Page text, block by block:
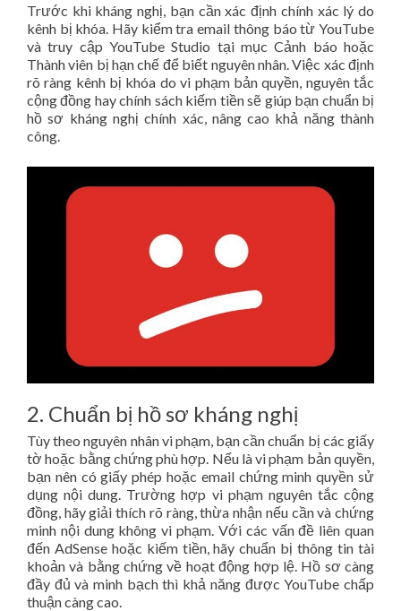
Trước khi kháng nghị, bạn cần xác định chính xác lý do
kênh bị khóa. Hãy kiểm tra email thông báo từ YouTube
và truy cập YouTube Studio tại mục Cảnh báo hoặc
Thành viên bị hạn chế để biết nguyên nhân. Việc xác định
rõ ràng kênh bị khóa do vi phạm bản quyền, nguyên tắc
cộng đồng hay chính sách kiếm tiền sẽ giúp bạn chuẩn bị
hồ sơ kháng nghị chính xác, nâng cao khả năng thành
công.
2. Chuẩn bị hồ sơ kháng nghị
Tùy theo nguyên nhân vi phạm, bạn cần chuẩn bị các giấy
tờ hoặc bằng chứng phù hợp. Nếu là vi phạm bản quyền,
bạn nên có giấy phép hoặc email chứng minh quyền sử
dụng nội dung. Trường hợp vi phạm nguyên tắc cộng
đồng, hãy giải thích rõ ràng, thừa nhận nếu cần và chứng
minh nội dung không vi phạm. Với các vấn đề liên quan
đến AdSense hoặc kiếm tiền, hãy chuẩn bị thông tin tài
khoản và bằng chứng về hoạt động hợp lệ. Hồ sơ càng
đầy đủ và minh bạch thì khả năng được YouTube chấp
thuận càng cao.